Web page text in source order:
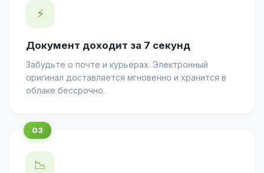
⚡
Документ доходит за 7 секунд
Забудьте о почте и курьерах. Электронный
оригинал доставляется мгновенно и хранится в
облаке бессрочно.
📉